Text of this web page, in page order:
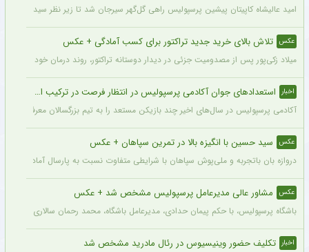
امید عالیشاه کاپیتان پیشین پرسپولیس راهی گل‌گهر سیرجان شد تا زیر نظر سیدمهدی
عکس تلاش بالای خرید جدید تراکتور برای کسب آمادگی + عکس
میلاد زکی‌پور پس از مصدومیت جزئی در دیدار دوستانه تراکتور، روند درمان خود را
اخبار استعدادهای جوان آکادمی پرسپولیس در انتظار فرصت در ترکیب اصلی
آکادمی پرسپولیس در سال‌های اخیر چند بازیکن مستعد را به تیم بزرگسالان معرفی
عکس سید حسین با انگیزه بالا در تمرین سپاهان + عکس
دروازه بان باتجربه و ملی‌پوش سپاهان با شرایطی متفاوت نسبت به پارسال آماده شروع
عکس مشاور عالی مدیرعامل پرسپولیس مشخص شد + عکس
باشگاه پرسپولیس، با حکم پیمان حدادی، مدیرعامل باشگاه، محمد رحمان سالاری به
اخبار تکلیف حضور وینیسیوس در رئال مادرید مشخص شد